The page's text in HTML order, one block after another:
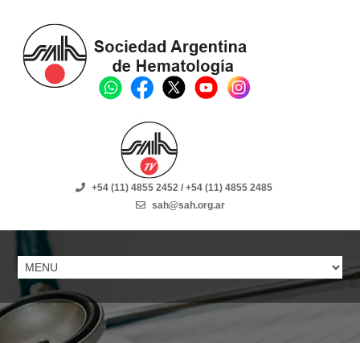
+54 (11) 4855 2452 / +54 (11) 4855 2485
sah@sah.org.ar